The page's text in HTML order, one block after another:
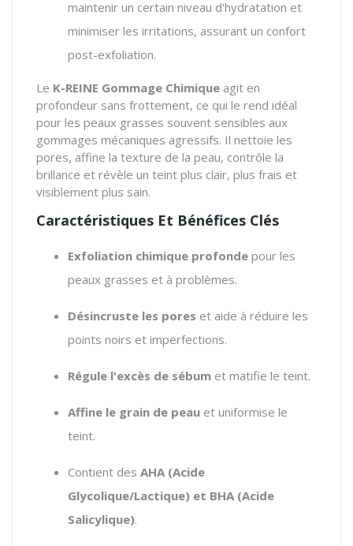
maintenir un certain niveau d'hydratation et
minimiser les irritations, assurant un confort
post-exfoliation.
Le K-REINE Gommage Chimique agit en
profondeur sans frottement, ce qui le rend idéal
pour les peaux grasses souvent sensibles aux
gommages mécaniques agressifs. Il nettoie les
pores, affine la texture de la peau, contrôle la
brillance et révèle un teint plus clair, plus frais et
visiblement plus sain.
Caractéristiques Et Bénéfices Clés
Exfoliation chimique profonde pour les
peaux grasses et à problèmes.
Désincruste les pores et aide à réduire les
points noirs et imperfections.
Régule l'excès de sébum et matifie le teint.
Affine le grain de peau et uniformise le
teint.
Contient des AHA (Acide
Glycolique/Lactique) et BHA (Acide
Salicylique).